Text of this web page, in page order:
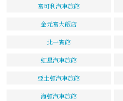
富可利汽車旅館
金元富大飯店
北一賓館
虹星汽車旅館
亞士頓汽車旅館
海頓汽車旅館